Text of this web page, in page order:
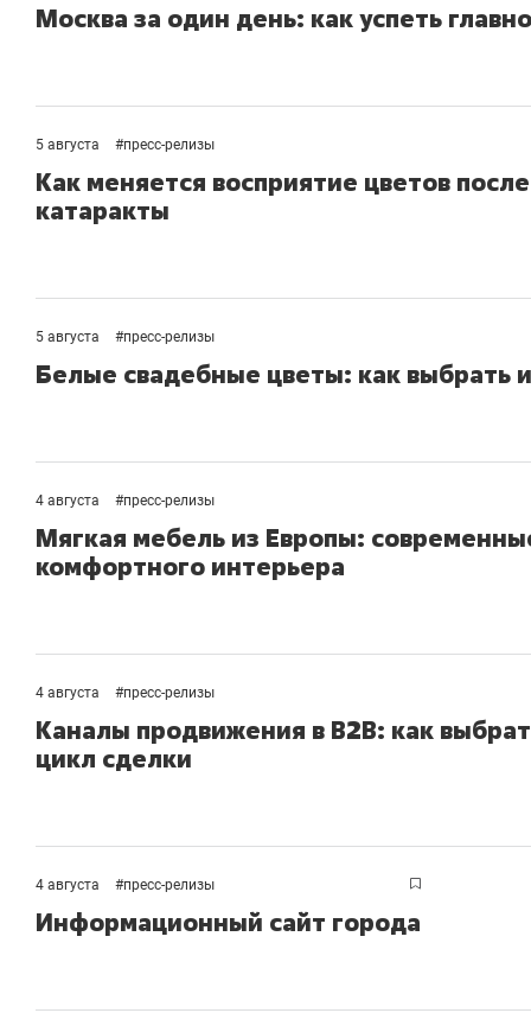
Москва за один день: как успеть
5 августа #пресс-релизы
Как меняется восприятие цветов
катаракты
5 августа #пресс-релизы
Белые свадебные цветы: как выбрать
4 августа #пресс-релизы
Мягкая мебель из Европы:
комфортного интерьера
4 августа #пресс-релизы
Каналы продвижения в B2B: как
цикл сделки
4 августа #пресс-релизы
Информационный сайт города